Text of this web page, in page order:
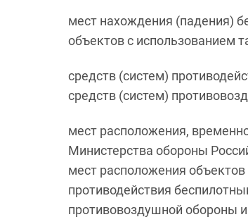
мест нахождения (падения)
объектов с использованием
средств (систем)
средств (систем)
мест расположения,
Министерства обороны
мест расположения
противодействия
противовоздушной обороны